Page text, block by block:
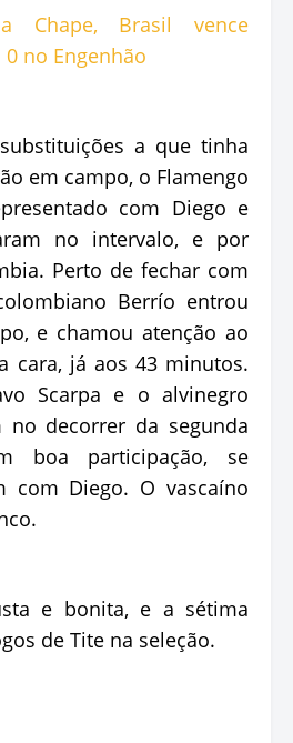
a que tinha
em campo, o Flamengo
com Diego e
no intervalo, e por
Perto de fechar com
Berrío entrou
e chamou atenção ao
cara, já aos 43 minutos.
Scarpa e o alvinegro
no decorrer da segunda
boa participação, se
com Diego. O vascaíno
e bonita, e a sétima
de Tite na seleção.